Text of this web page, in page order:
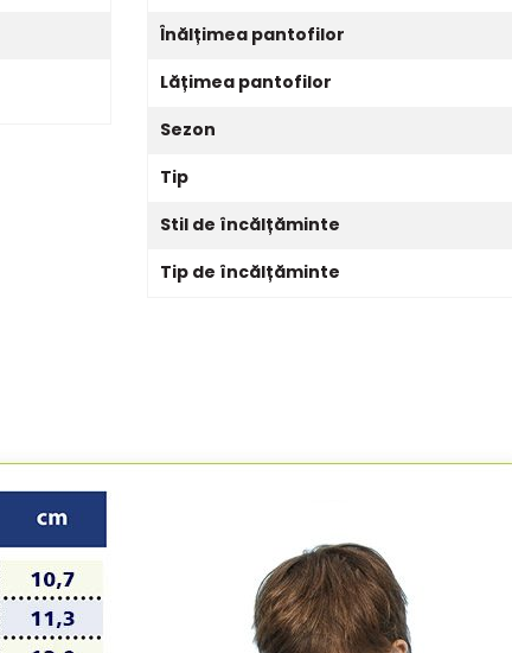
Înălțimea pantofilor
Lățimea pantofilor
Sezon
Tip
Stil de încălțăminte
Tip de încălțăminte